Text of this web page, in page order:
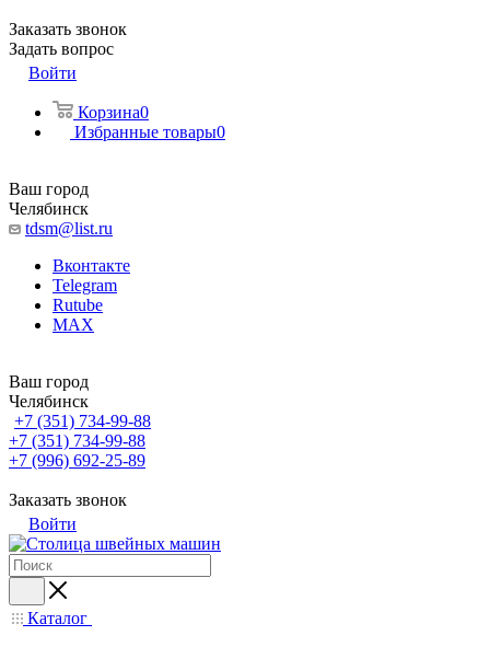
Заказать звонок
Задать вопрос
Войти
Корзина0
Избранные товары0
Ваш город
Челябинск
tdsm@list.ru
Вконтакте
Telegram
Rutube
MAX
Ваш город
Челябинск
+7 (351) 734-99-88
+7 (351) 734-99-88
+7 (996) 692-25-89
Заказать звонок
Войти
Каталог